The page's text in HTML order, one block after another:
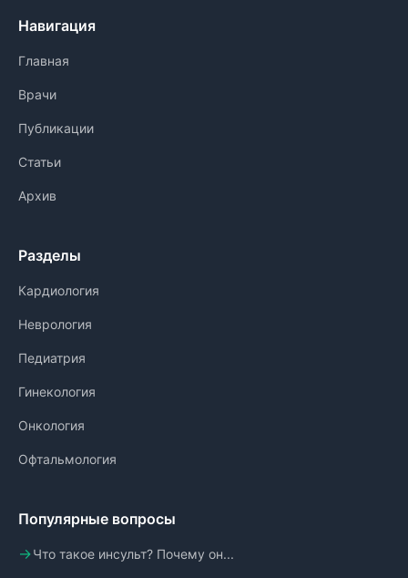
Навигация
Главная
Врачи
Публикации
Статьи
Архив
Разделы
Кардиология
Неврология
Педиатрия
Гинекология
Онкология
Офтальмология
Популярные вопросы
Что такое инсульт? Почему он...